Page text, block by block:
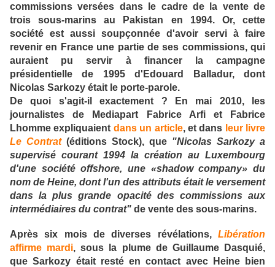
commissions versées dans le cadre de la vente de
trois sous-marins au Pakistan en 1994. Or, cette
société est aussi soupçonnée d'avoir servi à faire
revenir en France une partie de ses commissions, qui
auraient pu servir à financer la campagne
présidentielle de 1995 d'Edouard Balladur, dont
Nicolas Sarkozy était le porte-parole.
De quoi s'agit-il exactement ? En mai 2010, les
journalistes de Mediapart Fabrice Arfi et Fabrice
Lhomme expliquaient dans un article, et dans leur livre
Le Contrat(éditions Stock), que "Nicolas Sarkozy a
supervisé courant 1994 la création au Luxembourg
d'une société offshore, une «shadow company» du
nom de Heine, dont l'un des attributs était le versement
dans la plus grande opacité des commissions aux
intermédiaires du contrat" de vente des sous-marins.
Après six mois de diverses révélations, Libération
affirme mardi, sous la plume de Guillaume Dasquié,
que Sarkozy était resté en contact avec Heine bien